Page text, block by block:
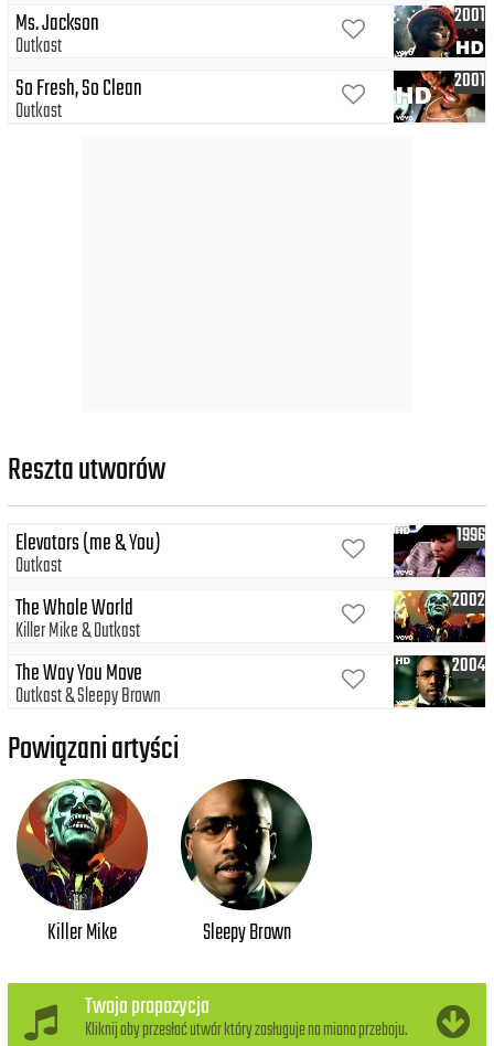
2001
Ms. Jackson
Outkast
2001
So Fresh, So Clean
Outkast
Reszta utworów
1996
Elevators (me & You)
Outkast
2002
The Whole World
Killer Mike Outkast
2004
The Way You Move
Outkast Sleepy Brown
Powiązani artyści
Killer Mike Sleepy Brown
Twoja propozycja
Kliknij aby przesłać utwór który zasługuje na miano przeboju.